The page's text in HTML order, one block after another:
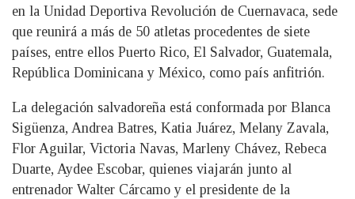
en la Unidad Deportiva Revolución de Cuernavaca, sede
que reunirá a más de 50 atletas procedentes de siete
países, entre ellos Puerto Rico, El Salvador, Guatemala,
República Dominicana y México, como país anfitrión.
La delegación salvadoreña está conformada por Blanca
Sigüenza, Andrea Batres, Katia Juárez, Melany Zavala,
Flor Aguilar, Victoria Navas, Marleny Chávez, Rebeca
Duarte, Aydee Escobar, quienes viajarán junto al
entrenador Walter Cárcamo y el presidente de la